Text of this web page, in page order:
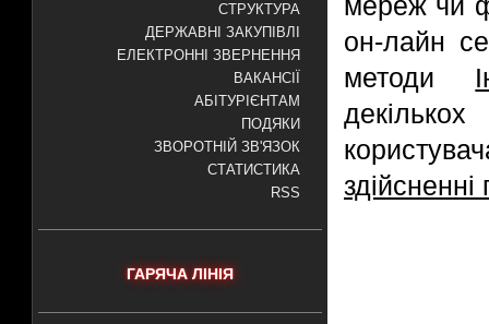
СТРУКТУРА
ДЕРЖАВНІ ЗАКУПІВЛІ
ЕЛЕКТРОННІ ЗВЕРНЕННЯ
ВАКАНСІЇ
АБІТУРІЄНТАМ
ПОДЯКИ
ЗВОРОТНІЙ ЗВ'ЯЗОК
СТАТИСТИКА
RSS
ГАРЯЧА ЛІНІЯ
он-лайн
методи
здійсненні